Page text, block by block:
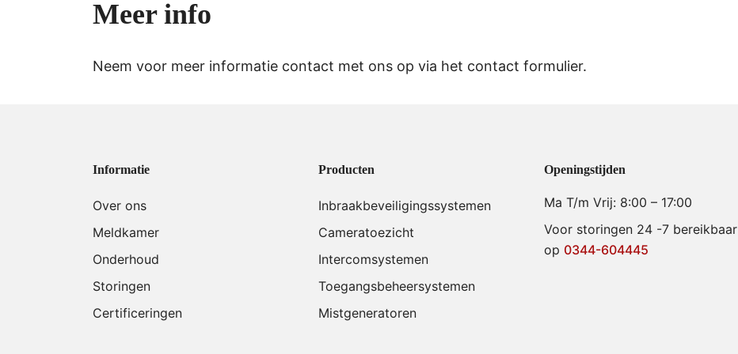
Meer info
Neem voor meer informatie contact met ons op via het contact formulier.
Informatie
Over ons
Meldkamer
Onderhoud
Storingen
Certificeringen
Producten
Inbraakbeveiligingssystemen
Cameratoezicht
Intercomsystemen
Toegangsbeheersystemen
Mistgeneratoren
Openingstijden
Ma T/m Vrij: 8:00 – 17:00
Voor storingen 24 -7 bereikbaar
op 0344-604445